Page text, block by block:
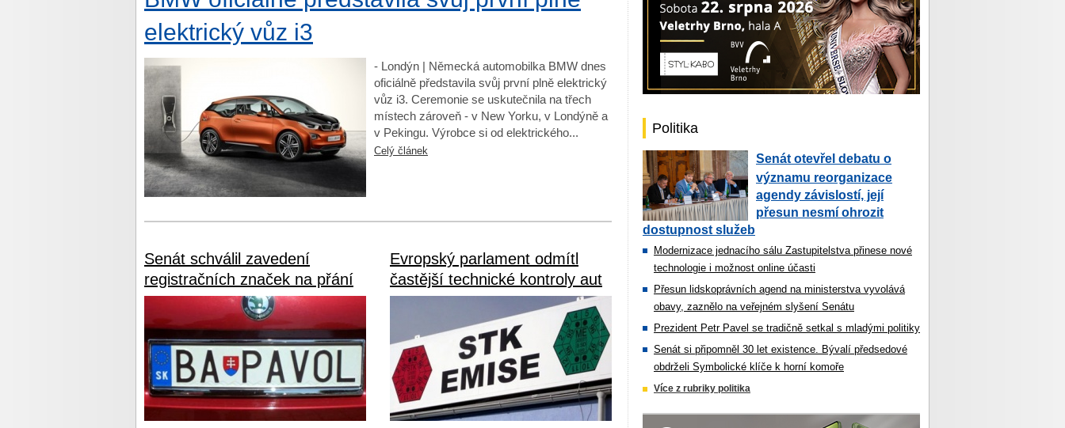
elektrický vůz i3
- Londýn | Německá automobilka BMW dnes
oficiálně představila svůj první plně elektrický
vůz i3. Ceremonie se uskutečnila na třech
místech zároveň - v New Yorku, v Londýně a
v Pekingu. Výrobce si od elektrického...
Celý článek
Senát schválil zavedení
registračních značek na přání
Evropský parlament odmítl
častější technické kontroly aut
Politika
Senát otevřel debatu o
významu reorganizace
agendy závislostí, její
přesun nesmí ohrozit
dostupnost služeb
Modernizace jednacího sálu Zastupitelstva přinese nové
technologie i možnost online účasti
Přesun lidskoprávních agend na ministerstva vyvolává
obavy, zaznělo na veřejném slyšení Senátu
Prezident Petr Pavel se tradičně setkal s mladými politiky
Senát si připomněl 30 let existence. Bývalí předsedové
obdrželi Symbolické klíče k horní komoře
Více z rubriky politika